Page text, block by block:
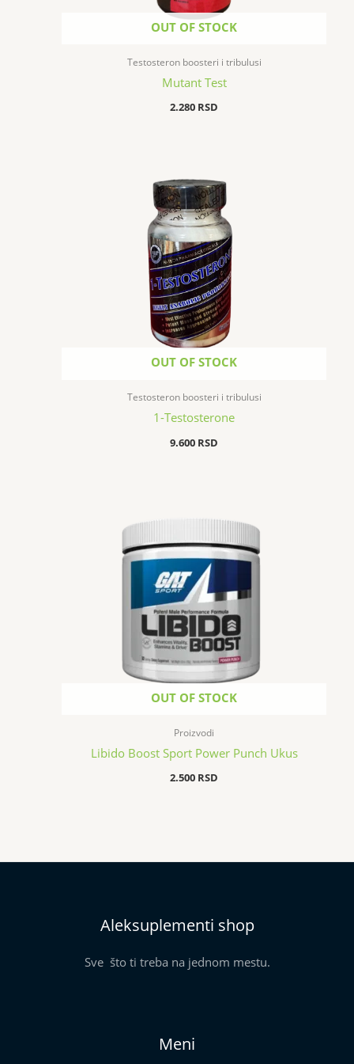
OUT OF STOCK
Testosteron boosteri i tribulusi
Mutant Test
2.280 RSD
OUT OF STOCK
Testosteron boosteri i tribulusi
1-Testosterone
9.600 RSD
OUT OF STOCK
Proizvodi
Libido Boost Sport Power Punch Ukus
2.500 RSD
Aleksuplementi shop
Sve što ti treba na jednom mestu.
Meni